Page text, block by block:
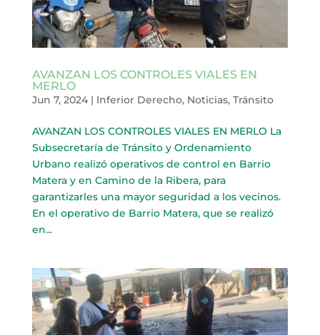
AVANZAN LOS CONTROLES VIALES EN
MERLO
Jun 7, 2024| Inferior Derecho, Noticias, Tránsito
AVANZAN LOS CONTROLES VIALES EN MERLO La
Subsecretaría de Tránsito y Ordenamiento
Urbano realizó operativos de control en Barrio
Matera y en Camino de la Ribera, para
garantizarles una mayor seguridad a los vecinos.
En el operativo de Barrio Matera, que se realizó
en...